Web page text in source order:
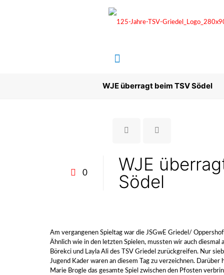
WJE überragt beim TSV Södel
0
WJE
Södel
Am vergangenen Spieltag war die JSGwE Griedel/
Ähnlich wie in den letzten Spielen, mussten wir auch
Börekci und Layla Ali des TSV Griedel zurückgreifen. Nur
Jugend Kader waren an diesem Tag zu verzeichnen. Darüber
Marie Brogle das gesamte Spiel zwischen den Pfosten